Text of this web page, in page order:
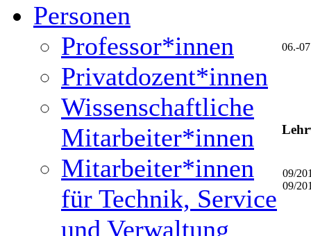
Personen
Professor*innen
Privatdozent*innen
Wissenschaftliche
Mitarbeiter*innen
Mitarbeiter*innen
für Technik, Service
und Verwaltung
06.-
09/
09/